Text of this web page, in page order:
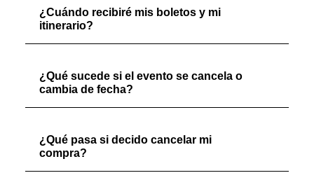
¿Cuándo recibiré mis boletos y mi
itinerario?
¿Qué sucede si el evento se cancela o
cambia de fecha?
¿Qué pasa si decido cancelar mi
compra?